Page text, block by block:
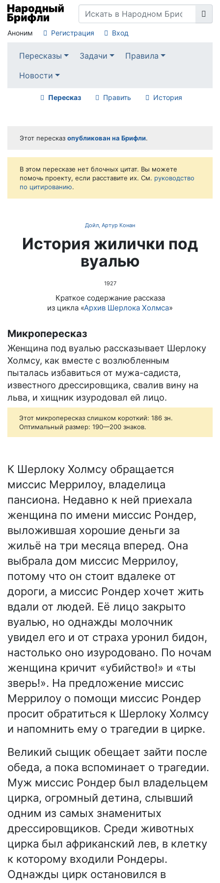
Аноним Регистрация Вход
Пересказы Задачи
Правила
Новости
Пересказ Править История
Этот пересказ опубликован на Брифли.
В этом пересказе нет блочных цитат. Вы можете
помочь проекту, если расставите их. См. руководство
по цитированию.
Дойл, Артур Конан
История жилички под
вуалью
1927
Краткое содержание рассказа
из цикла «Архив Шерлока Холмса»
Микропересказ
Женщина под вуалью рассказывает Шерлоку
Холмсу, как вместе с возлюбленным
пыталась избавиться от мужа-садиста,
известного дрессировщика, свалив вину на
льва, и хищник изуродовал ей лицо.
Этот микропересказ слишком короткий: 186 зн.
Оптимальный размер: 190—200 знаков.
К Шерлоку Холмсу обращается
миссис Меррилоу, владелица
пансиона. Недавно к ней приехала
женщина по имени миссис Рондер,
выложившая хорошие деньги за
жильё на три месяца вперед. Она
выбрала дом миссис Меррилоу,
потому что он стоит вдалеке от
дороги, а миссис Рондер хочет жить
вдали от людей. Её лицо закрыто
вуалью, но однажды молочник
увидел его и от страха уронил бидон,
настолько оно изуродовано. По ночам
женщина кричит «убийство!» и «ты
зверь!». На предложение миссис
Меррилоу о помощи миссис Рондер
просит обратиться к Шерлоку Холмсу
и напомнить ему о трагедии в цирке.
Великий сыщик обещает зайти после
обеда, а пока вспоминает о трагедии.
Муж миссис Рондер был владельцем
цирка, огромный детина, слывший
одним из самых знаменитых
дрессировщиков. Среди животных
цирка был африканский лев, в клетку
к которому входили Рондеры.
Однажды цирк остановился в